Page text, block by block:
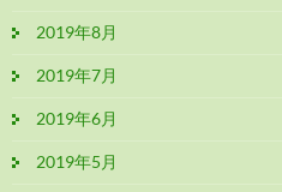
2019年8月
2019年7月
2019年6月
2019年5月